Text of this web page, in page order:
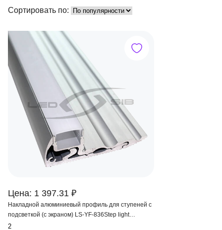
Сортировать по:
Цена: 1 397.31 ₽
Накладной алюминиевый профиль для ступеней с
подсветкой (с экраном) LS-YF-836Step light
2000х60х21мм